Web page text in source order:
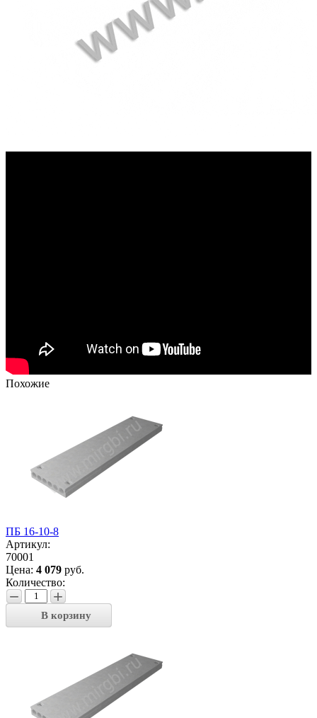
Похожие
ПБ 16-10-8
Артикул:
70001
Цена: 4 079 руб.
Количество:
− +
В корзину